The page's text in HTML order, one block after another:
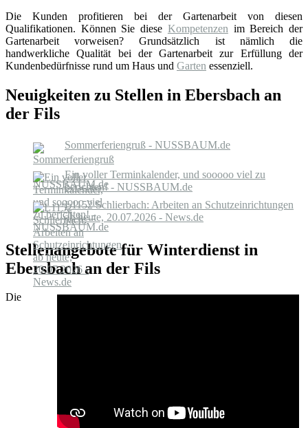
Die Kunden profitieren bei der Gartenarbeit von diesen
Qualifikationen. Können Sie diese Kompetenzen im Bereich der
Gartenarbeit vorweisen? Grundsätzlich ist nämlich die
handwerkliche Qualität bei der Gartenarbeit zur Erfüllung der
Kundenbedürfnisse rund um Haus und Garten essenziell.
Neuigkeiten zu Stellen in Ebersbach an
der Fils
Sommerferiengruß - NUSSBAUM.de
Ein voller Terminkalender, und sooooo viel zu
berichten! - NUSSBAUM.de
L1152 Schlierbach: Arbeiten an Schutzeinrichtungen
ab heute, 20.07.2026 - News.de
Stellenangebote für Winterdienst in
Ebersbach an der Fils
Die